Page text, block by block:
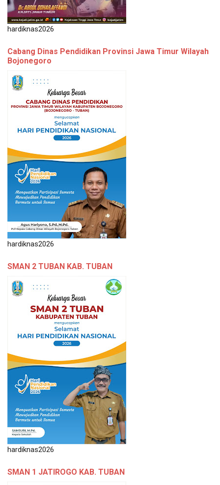
hardiknas2026
Cabang Dinas Pendidikan Provinsi Jawa Timur Wilayah
Bojonegoro
hardiknas2026
SMAN 2 TUBAN KAB. TUBAN
hardiknas2026
SMAN 1 JATIROGO KAB. TUBAN